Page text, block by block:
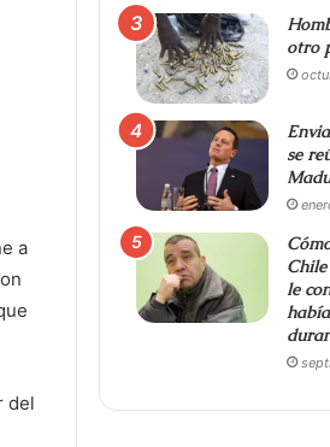
a
del
otro
se
le